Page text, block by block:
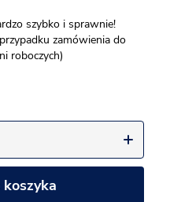
szybko i sprawnie!
zamówienia do
roboczych)